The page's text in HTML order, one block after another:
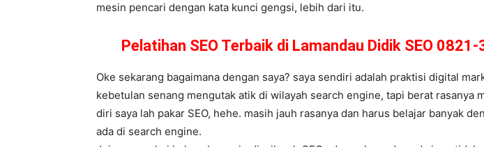
mesin pencari dengan kata kunci gengsi, lebih dari itu.
Pelatihan SEO Terbaik di Lamandau Didik SEO
Oke sekarang bagaimana dengan saya? saya sendiri adalah praktisi digital
kebetulan senang mengutak atik di wilayah search engine, tapi berat rasanya
diri saya lah pakar SEO, hehe. masih jauh rasanya dan harus belajar banyak
ada di search engine.